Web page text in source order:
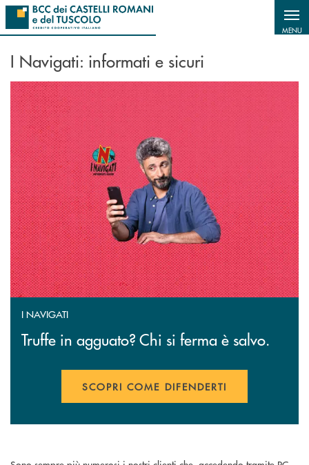
Salta al contenuto principale
MENU
I Navigati: informati e sicuri
I NAVIGATI
Truffe in agguato? Chi si ferma è salvo.
SCOPRI COME DIFENDERTI